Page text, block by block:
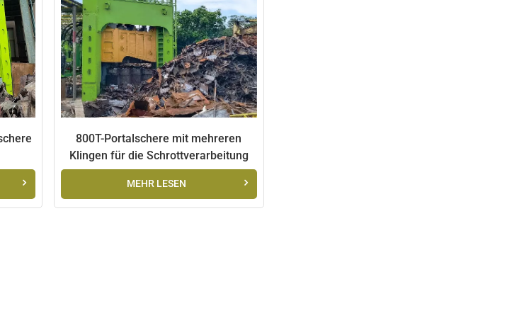
800T-Portalschere mit mehreren
Klingen für die Schrottverarbeitung
MEHR LESEN